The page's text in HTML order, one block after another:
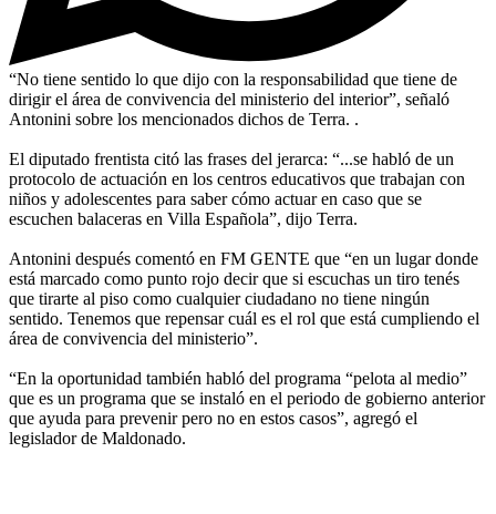
“No tiene sentido lo que dijo con la responsabilidad que tiene de
dirigir el área de convivencia del ministerio del interior”, señaló
Antonini sobre los mencionados dichos de Terra. .
El diputado frentista citó las frases del jerarca: “...se habló de un
protocolo de actuación en los centros educativos que trabajan con
niños y adolescentes para saber cómo actuar en caso que se
escuchen balaceras en Villa Española”, dijo Terra.
Antonini después comentó en FM GENTE que “en un lugar donde
está marcado como punto rojo decir que si escuchas un tiro tenés
que tirarte al piso como cualquier ciudadano no tiene ningún
sentido. Tenemos que repensar cuál es el rol que está cumpliendo el
área de convivencia del ministerio”.
“En la oportunidad también habló del programa “pelota al medio”
que es un programa que se instaló en el periodo de gobierno anterior
que ayuda para prevenir pero no en estos casos”, agregó el
legislador de Maldonado.